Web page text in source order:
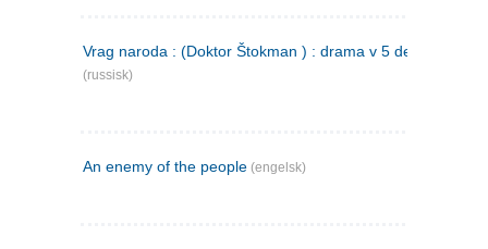
Vrag naroda : (Doktor Štokman ) : drama v 5 dejstvijach
(russisk)
An enemy of the people (engelsk)